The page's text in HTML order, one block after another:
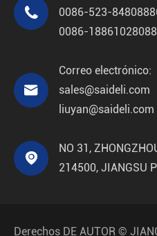

0086-523-
0086-18861028088

Correo electrónico:
sales@saideli.com
liuyan@saideli.com

NO 31,
214500, JIANGSU
Derechos DE AUTOR ©